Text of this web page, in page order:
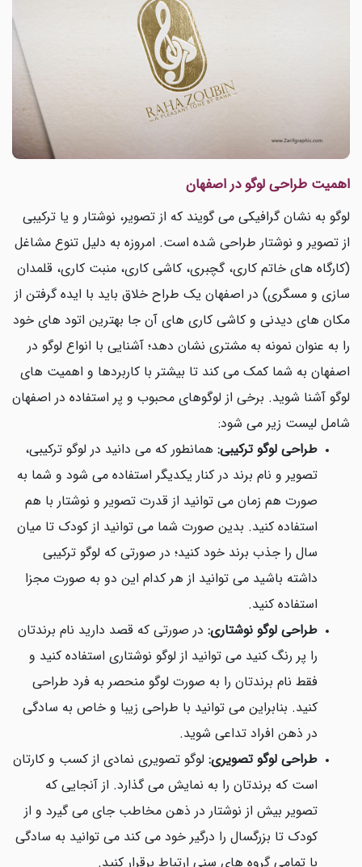
اهمیت طراحی لوگو در اصفهان
لوگو به نشان گرافیکی می گویند که از تصویر، نوشتار و یا ترکیبی
از تصویر و نوشتار طراحی شده است. امروزه به دلیل تنوع مشاغل
(کارگاه های خاتم کاری، گچبری، کاشی کاری، منبت کاری، قلمدان
سازی و مسگری) در اصفهان یک طراح خلاق باید با ایده گرفتن از
مکان های دیدنی و کاشی کاری های آن جا بهترین اتود های خود
را به عنوان نمونه به مشتری نشان دهد؛ آشنایی با انواع لوگو در
اصفهان به شما کمک می کند تا بیشتر با کاربردها و اهمیت های
لوگو آشنا شوید. برخی از لوگوهای محبوب و پر استفاده در اصفهان
شامل لیست زیر می شود:
طراحی لوگو ترکیبی: همانطور که می دانید در لوگو ترکیبی،
تصویر و نام برند در کنار یکدیگر استفاده می شود و شما به
صورت هم زمان می توانید از قدرت تصویر و نوشتار با هم
استفاده کنید. بدین صورت شما می توانید از کودک تا میان
سال را جذب برند خود کنید؛ در صورتی که لوگو ترکیبی
داشته باشید می توانید از هر کدام این دو به صورت مجزا
استفاده کنید.
طراحی لوگو نوشتاری: در صورتی که قصد دارید نام برندتان
را پر رنگ کنید می توانید از لوگو نوشتاری استفاده کنید و
فقط نام برندتان را به صورت لوگو منحصر به فرد طراحی
کنید. بنابراین می توانید با طراحی زیبا و خاص به سادگی
در ذهن افراد تداعی شوید.
طراحی لوگو تصویری: لوگو تصویری نمادی از کسب و کارتان
است که برندتان را به نمایش می گذارد. از آنجایی که
تصویر بیش از نوشتار در ذهن مخاطب جای می گیرد و از
کودک تا بزرگسال را درگیر خود می کند می توانید به سادگی
با تمامی گروه های سنی ارتباط برقرار کنید.